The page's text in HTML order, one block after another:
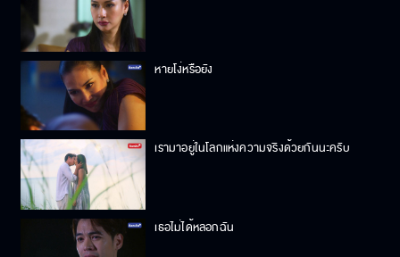
หายโง่หรือยัง
เรามาอยู่ในโลกแห่งความจริงด้วยกันนะครับ
เธอไม่ได้หลอกฉัน